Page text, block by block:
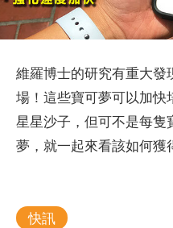
維羅博士的研究有重大發
場！這些寶可夢可以加快
星星沙子，但可不是每
夢，就一起來看該如何獲
快訊